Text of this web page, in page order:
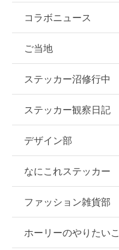
コラボニュース
ご当地
ステッカー沼修行中
ステッカー観察日記
デザイン部
なにこれステッカー
ファッション雑貨部
ホーリーのやりたい